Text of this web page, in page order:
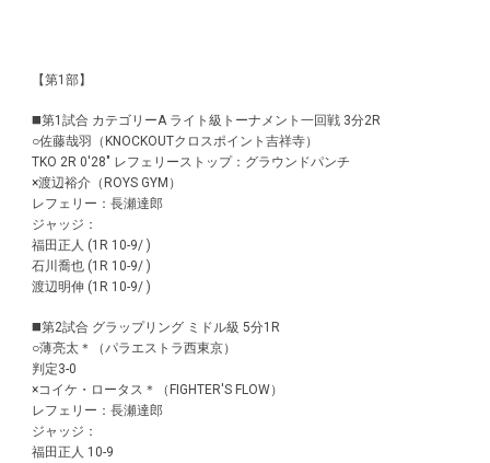
【第1部】
◼️第1試合 カテゴリーA ライト級トーナメント一回戦 3分2R
○佐藤哉羽（KNOCKOUTクロスポイント吉祥寺）
TKO 2R 0'28" レフェリーストップ：グラウンドパンチ
×渡辺裕介（ROYS GYM）
レフェリー：長瀬達郎
ジャッジ：
福田正人 (1R 10-9/ )
石川喬也 (1R 10-9/ )
渡辺明伸 (1R 10-9/ )
◼️第2試合 グラップリング ミドル級 5分1R
○薄亮太＊（パラエストラ西東京）
判定3-0
×コイケ・ロータス＊（FIGHTER'S FLOW）
レフェリー：長瀬達郎
ジャッジ：
福田正人 10-9